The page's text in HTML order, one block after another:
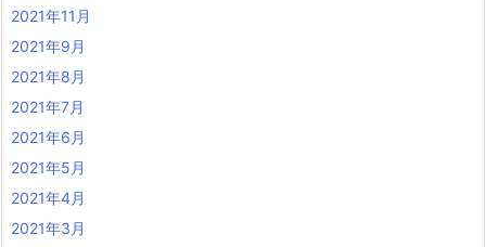
2021年11月
2021年9月
2021年8月
2021年7月
2021年6月
2021年5月
2021年4月
2021年3月